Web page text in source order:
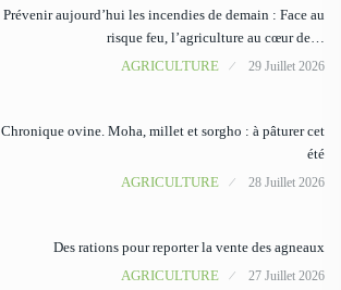
Prévenir aujourd’hui les incendies de demain : Face au
risque feu, l’agriculture au cœur de…
AGRICULTURE
29 Juillet 2026
Chronique ovine. Moha, millet et sorgho : à pâturer cet
été
AGRICULTURE
28 Juillet 2026
Des rations pour reporter la vente des agneaux
AGRICULTURE
27 Juillet 2026